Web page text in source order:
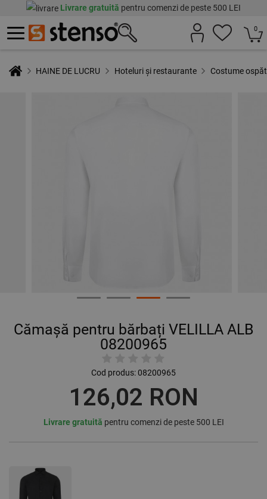
Livrare gratuită pentru comenzi de peste 500 LEI
0
HAINE DE LUCRU Hoteluri și restaurante Costume
Cămașă pentru bărbați VELILLA ALB
08200965
Cod produs:08200965
126,02 RON
Livrare gratuită pentru comenzi de peste 500 LEI